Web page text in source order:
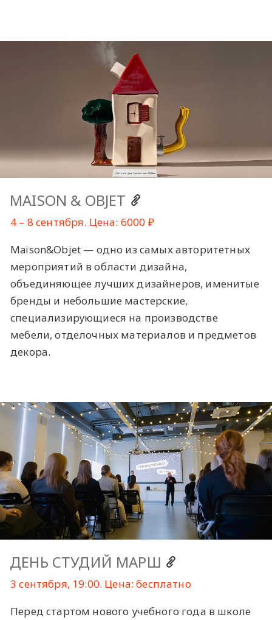
MAISON & OBJET
4 – 8 сентября. Цена: 6000 ₽
Maison&Objet — одно из самых авторитетных
мероприятий в области дизайна,
объединяющее лучших дизайнеров, именитые
бренды и небольшие мастерские,
специализирующиеся на производстве
мебели, отделочных материалов и предметов
декора.
ДЕНЬ СТУДИЙ МАРШ
3 сентября, 19:00. Цена: бесплатно
Перед стартом нового учебного года в школе